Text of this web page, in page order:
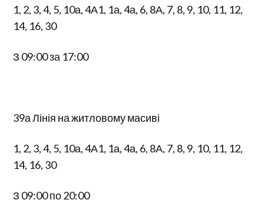
1, 2, 3, 4, 5, 10а, 4А1, 1а, 4а, 6, 8А, 7, 8, 9, 10, 11, 12,
14, 16, 30
З 09:00 за 17:00
39а Лінія на житловому масиві
1, 2, 3, 4, 5, 10а, 4А1, 1а, 4а, 6, 8А, 7, 8, 9, 10, 11, 12,
14, 16, 30
З 09:00 по 20:00